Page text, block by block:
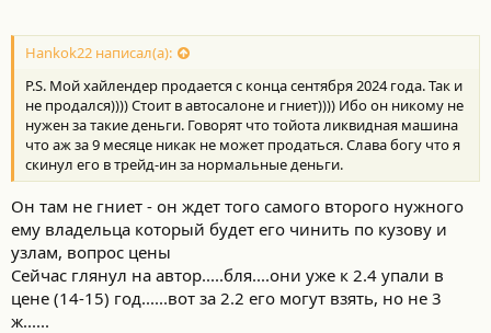
Hankok22 написал(а):
P.S. Мой хайлендер продается с конца сентября 2024 года. Так и
не продался)))) Стоит в автосалоне и гниет)))) Ибо он никому не
нужен за такие деньги. Говорят что тойота ликвидная машина
что аж за 9 месяце никак не может продаться. Слава богу что я
скинул его в трейд-ин за нормальные деньги.
Он там не гниет - он ждет того самого второго нужного
ему владельца который будет его чинить по кузову и
узлам, вопрос цены
Сейчас глянул на автор.....бля....они уже к 2.4 упали в
цене (14-15) год......вот за 2.2 его могут взять, но не 3
ж......